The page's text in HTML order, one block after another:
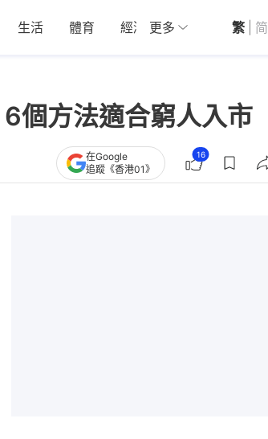
生活 體育 經濟 01深圳 觀點
更多 繁 简
方法適合窮人入市
在Google
追蹤《香港01》
16